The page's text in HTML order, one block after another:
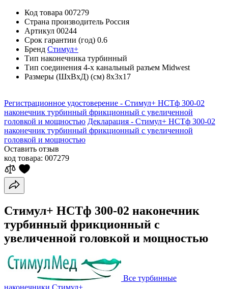
Код товара 007279
Страна производитель Россия
Артикул 00244
Срок гарантии (год) 0.6
Бренд Стимул+
Тип наконечника турбинный
Тип соединения 4-х канальный разъем Midwest
Размеры (ШхВхД) (см) 8х3х17
Регистрационное удостоверение - Стимул+ НСТф 300-02
наконечник турбинный фрикционный с увеличенной
головкой и мощностью Декларация - Стимул+ НСТф 300-02
наконечник турбинный фрикционный с увеличенной
головкой и мощностью
Оставить отзыв
код товара: 007279
Стимул+ НСТф 300-02 наконечник
турбинный фрикционный с
увеличенной головкой и мощностью
Все турбинные
наконечники Стимул+